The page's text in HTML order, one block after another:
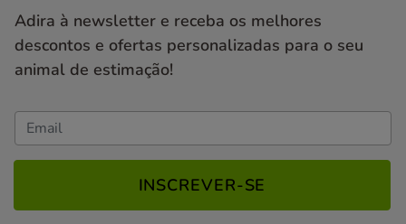
Adira à newsletter e receba os melhores
descontos e ofertas personalizadas para o seu
animal de estimação!
INSCREVER-SE